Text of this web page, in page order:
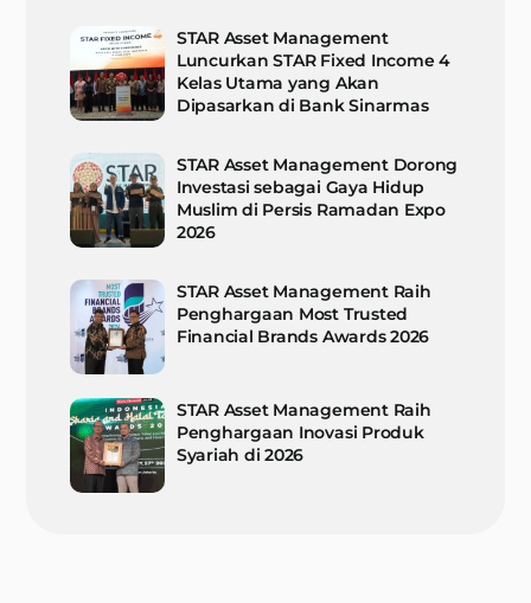
STAR Asset Management
Luncurkan STAR Fixed Income 4
Kelas Utama yang Akan
Dipasarkan di Bank Sinarmas
STAR Asset Management Dorong
Investasi sebagai Gaya Hidup
Muslim di Persis Ramadan Expo
2026
STAR Asset Management Raih
Penghargaan Most Trusted
Financial Brands Awards 2026
STAR Asset Management Raih
Penghargaan Inovasi Produk
Syariah di 2026